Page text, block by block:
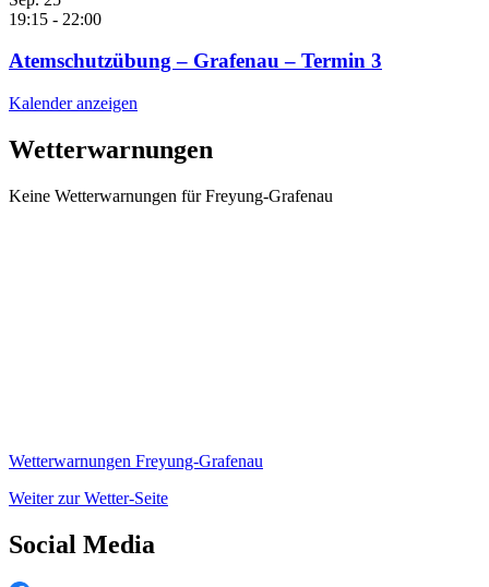
19:15 - 22:00
Atemschutzübung – Grafenau – Termin 3
Kalender anzeigen
Wetterwarnungen
Keine Wetterwarnungen für Freyung-Grafenau
Wetterwarnungen Freyung-Grafenau
Weiter zur Wetter-Seite
Social Media